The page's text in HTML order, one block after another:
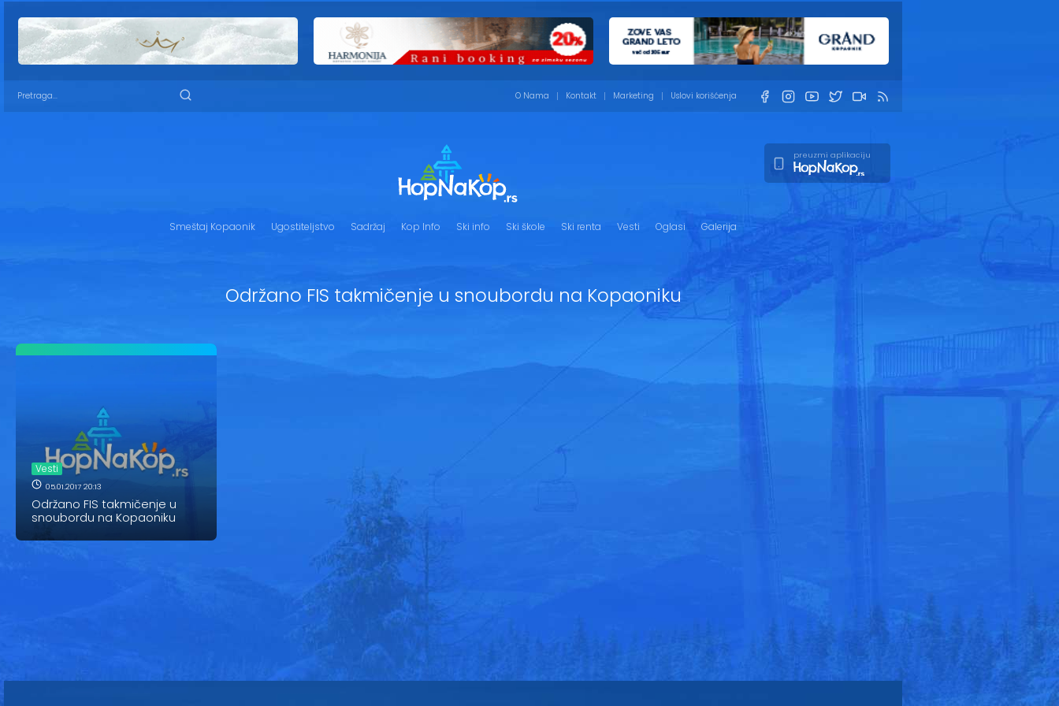
O Nama Kontakt Marketing Uslovi korišćenja
preuzmi aplikaciju
Smeštaj Kopaonik Ugostiteljstvo Sadržaj Kop Info Ski info Ski škole Ski renta Vesti Oglasi Galerija
Održano FIS takmičenje u snoubordu na Kopaoniku
Vesti
05.01.2017 20:13
Održano FIS takmičenje u
snoubordu na Kopaoniku